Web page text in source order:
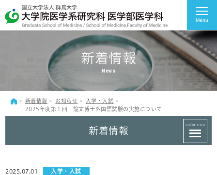
Menu
新着情報
submenu
新着情報
News
新着情報 お知らせ
入学・入試
2025年度第１回 論文博士外国語試験の実施について
2025.07.01 入学・入試